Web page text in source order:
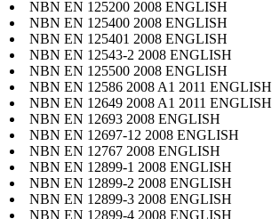
NBN EN 125200 2008 ENGLISH
NBN EN 125400 2008 ENGLISH
NBN EN 125401 2008 ENGLISH
NBN EN 12543-2 2008 ENGLISH
NBN EN 125500 2008 ENGLISH
NBN EN 12586 2008 A1 2011 ENGLISH
NBN EN 12649 2008 A1 2011 ENGLISH
NBN EN 12693 2008 ENGLISH
NBN EN 12697-12 2008 ENGLISH
NBN EN 12767 2008 ENGLISH
NBN EN 12899-1 2008 ENGLISH
NBN EN 12899-2 2008 ENGLISH
NBN EN 12899-3 2008 ENGLISH
NBN EN 12899-4 2008 ENGLISH